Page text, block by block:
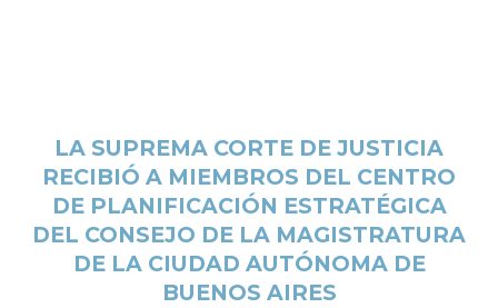
LA SUPREMA CORTE DE JUSTICIA
RECIBIÓ A MIEMBROS DEL CENTRO
DE PLANIFICACIÓN ESTRATÉGICA
DEL CONSEJO DE LA MAGISTRATURA
DE LA CIUDAD AUTÓNOMA DE
BUENOS AIRES